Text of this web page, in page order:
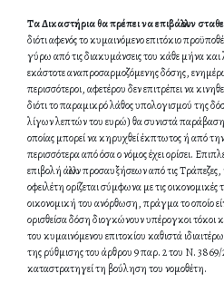
Τα Δικαστήρια θα πρέπει να επιβάλλουν
διότι αφενός το κυμαινόμενο επιτόκιο
γύρω από τις διακυμάνσεις του κάθε μήνα
εκάστοτε αναπροσαρμοζόμενης δόσης,
περισσότεροι, αφετέρου δεν επιτρέπει να
διότι το παραμικρό λάθος υπολογισμού της
λίγων λεπτών του ευρώ) θα συνιστά
οποίας μπορεί να κηρυχθεί έκπτωτος ή από την
περισσότερα από όσα ο νόμος έχει ορίσει.
επιβολή άλλων προσαυξήσεων από τις
οφειλέτη ορίζεται σύμφωνα με τις
οικονομική του ανόρθωση, πράγμα το οποίο
ορισθείσα δόση διογκώνουν υπέρογκοι τόκοι
του κυμαινόμενου επιτοκίου καθιστά
της ρύθμισης του άρθρου 9 παρ. 2 του Ν. 3869/
καταστρατηγεί τη βούληση του νομοθέτη.